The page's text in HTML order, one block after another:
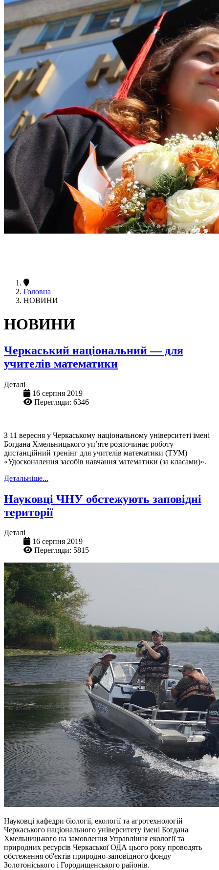
Головна
НОВИНИ
НОВИНИ
Черкаський національний — для
учителів математики
Деталі
16 серпня 2019
Перегляди: 6346
З 11 вересня у Черкаському національному університеті імені
Богдана Хмельницького уп’яте розпочинає роботу
дистанційний тренінг для учителів математики (ТУМ)
«Удосконалення засобів навчання математики (за класами)».
Детальніше...
Науковці ЧНУ обстежують заповідні
території
Деталі
16 серпня 2019
Перегляди: 5815
Науковці кафедри біології, екології та агротехнологій
Черкаського національного університету імені Богдана
Хмельницького на замовлення Управління екології та
природних ресурсів Черкаської ОДА цього року проводять
обстеження об'єктів природно-заповідного фонду
Золотоніського і Городищенського районів.